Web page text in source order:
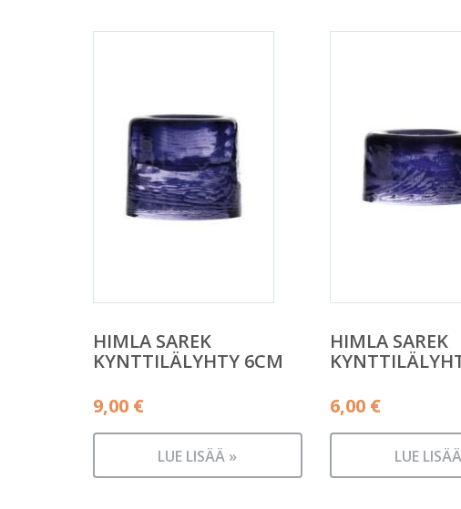
HIMLA SAREK
KYNTTILÄLYHTY 6CM
9,00 €
LUE LISÄÄ »
HIMLA SAREK
6,00 €
LUE